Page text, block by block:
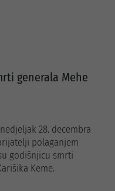
generala Mehe
28. decembra
polaganjem
godišnjicu smrti
Keme.